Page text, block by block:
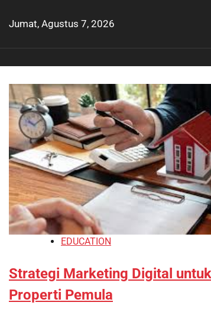
Jumat, Agustus 7, 2026
EDUCATION
Strategi Marketing Digital
Properti Pemula